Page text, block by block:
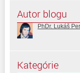
Autor blogu
PhDr. Lukáš
Kategórie